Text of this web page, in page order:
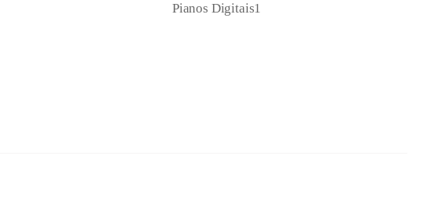
Pianos Digitais1